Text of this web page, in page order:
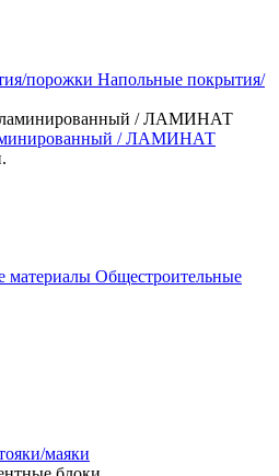
Напольные покрытия/
/ ЛАМИНАТ
Общестроительные
маяки